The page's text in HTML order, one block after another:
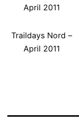
April 2011
Traildays Nord –
April 2011